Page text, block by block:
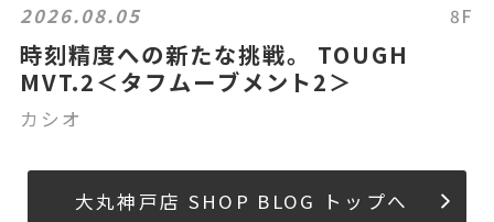
2026.08.05 8F
時刻精度への新たな挑戦。 TOUGH
MVT.2＜タフムーブメント2＞
カシオ
大丸神戸店 SHOP BLOG トップへ